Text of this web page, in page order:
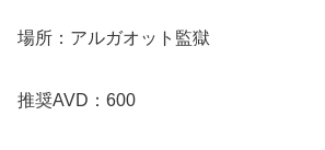
場所：アルガオット監獄
推奨AVD：600